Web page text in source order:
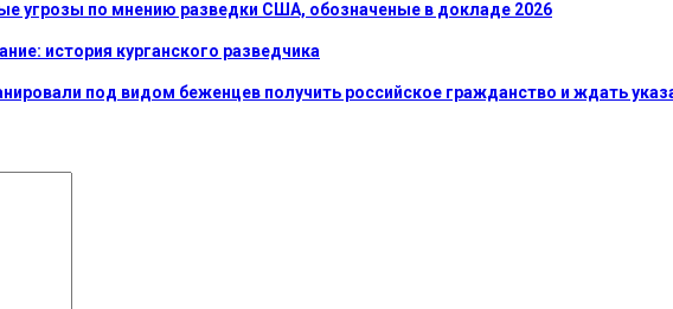
угрозы по мнению разведки США, обозначеные в докладе 2026
история курганского разведчика
под видом беженцев получить российское гражданство и ждать